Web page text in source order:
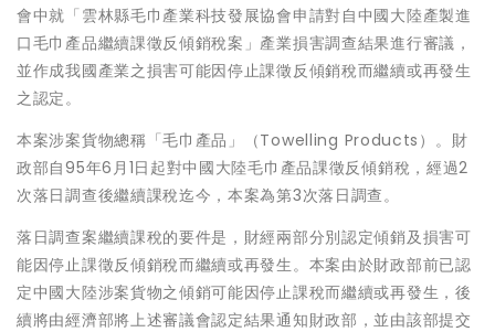
會中就「雲林縣毛巾產業科技發展協會申請對自中國大陸產製進
口毛巾產品繼續課徵反傾銷稅案」產業損害調查結果進行審議，
並作成我國產業之損害可能因停止課徵反傾銷稅而繼續或再發生
之認定。
本案涉案貨物總稱「毛巾產品」（Towelling Products）。財
政部自95年6月1日起對中國大陸毛巾產品課徵反傾銷稅，經過2
次落日調查後繼續課稅迄今，本案為第3次落日調查。
落日調查案繼續課稅的要件是，財經兩部分別認定傾銷及損害可
能因停止課徵反傾銷稅而繼續或再發生。本案由於財政部前已認
定中國大陸涉案貨物之傾銷可能因停止課稅而繼續或再發生，後
續將由經濟部將上述審議會認定結果通知財政部，並由該部提交